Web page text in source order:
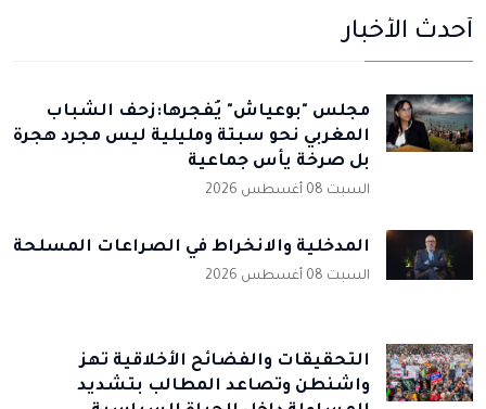
أحدث الأخبار
مجلس "بوعياش" يُفجرها:زحف الشباب
المغربي نحو سبتة ومليلية ليس مجرد هجرة
بل صرخة يأس جماعية
السبت 08 أغسطس 2026
المدخلية والانخراط في الصراعات المسلحة
السبت 08 أغسطس 2026
التحقيقات والفضائح الأخلاقية تهز
واشنطن وتصاعد المطالب بتشديد